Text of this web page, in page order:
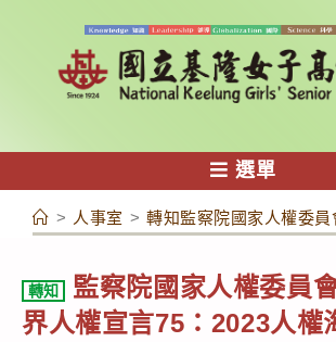
容
選單
> 人事室 > 轉知監察院國家人權委
轉知
監察院國家人權委員
界人權宣言75：2023人權